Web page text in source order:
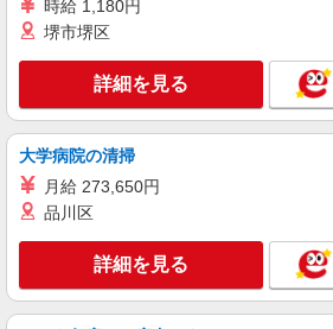
時給 1,180円
堺市堺区
詳細を見る
大学病院の清掃
月給 273,650円
品川区
詳細を見る